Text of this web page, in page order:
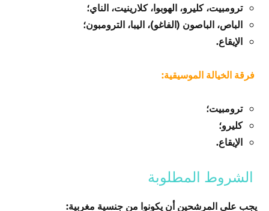
ترومبيت، كليرو، الهوبوا، كلارينيت، الناي؛
الباص، الباصون (الفاغو)، اليبا، الترومبون؛
الإيقاع.
فرقة الخيالة الموسيقية:
ترومبيت؛
كليرو؛
الإيقاع.
الشروط المطلوبة
يجب على المرشحين أن يكونوا من جنسية مغربية: